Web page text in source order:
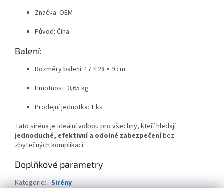
Značka: OEM
Původ: Čína
Balení:
Rozměry balení: 17 × 28 × 9 cm
Hmotnost: 0,65 kg
Prodejní jednotka: 1 ks
Tato siréna je ideální volbou pro všechny, kteří hledají
jednoduché, efektivní a odolné zabezpečeníbez
zbytečných komplikací.
Doplňkové parametry
Kategorie: Sirény